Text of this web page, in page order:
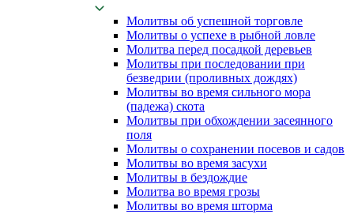
Молитвы об успешной торговле
Молитвы о успехе в рыбной ловле
Молитва перед посадкой деревьев
Молитвы при последовании при
безведрии (проливных дождях)
Молитвы во время сильного мора
(падежа) скота
Молитвы при обхождении засеянного
поля
Молитвы о сохранении посевов и садов
Молитвы во время засухи
Молитвы в бездождие
Молитва во время грозы
Молитвы во время шторма